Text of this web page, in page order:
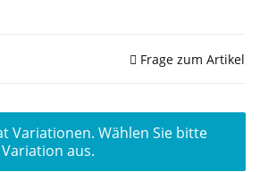
Frage zum Artikel
Variationen. Wählen Sie bitte
aus.